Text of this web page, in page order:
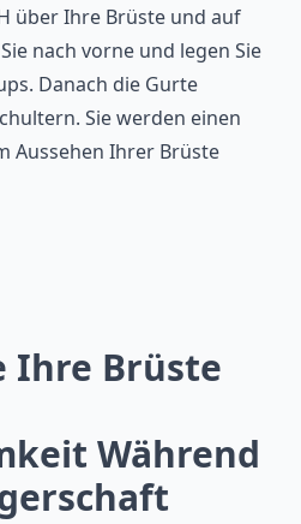
über Ihre Brüste und auf
nach vorne und legen Sie
Danach die Gurte
Sie werden einen
Aussehen Ihrer Brüste
Ihre Brüste
Während